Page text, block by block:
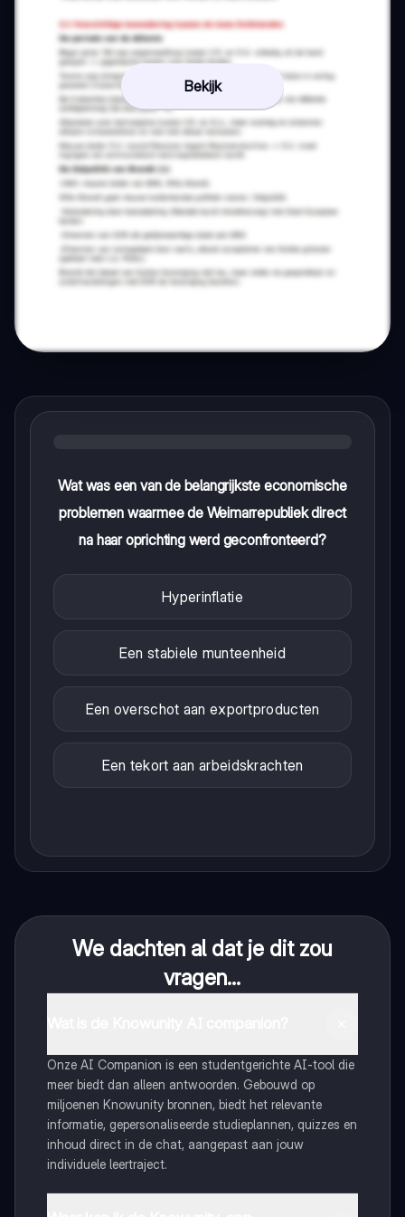
Bekijk
Wat was een van de belangrijkste economische
problemen waarmee de Weimarrepubliek direct
na haar oprichting werd geconfronteerd?
Hyperinflatie
Een stabiele munteenheid
Een overschot aan exportproducten
Een tekort aan arbeidskrachten
We dachten al dat je dit zou
vragen...
Onze AI Companion is een studentgerichte AI-tool die
meer biedt dan alleen antwoorden. Gebouwd op
miljoenen Knowunity bronnen, biedt het relevante
informatie, gepersonaliseerde studieplannen, quizzes en
inhoud direct in de chat, aangepast aan jouw
individuele leertraject.